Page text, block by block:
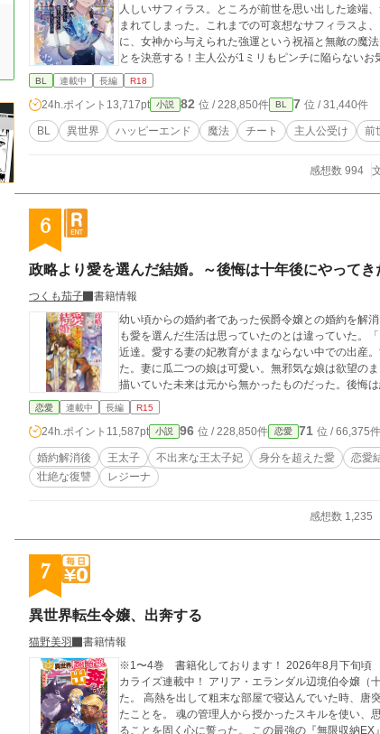
人しいサフィラス。ところが前世を思い出した途端
まれてしまった。これまでの可哀想なサフィラスよ
に、女神から与えられた強運という祝福と無敵の魔
とを決意する！主人公が1ミリもピンチに陥らないお
BL 連載中 長編 R18
24h.ポイント 13,717pt 小説 82 位 / 228,850件 BL 7 位 / 31,440件
BL 異世界 ハッピーエンド 魔法 チート 主人公受け 前
感想数 994
6
政略より愛を選んだ結婚。～後悔は十年後にやってき
つくも茄子
書籍情報
幼い頃からの婚約者であった侯爵令嬢との婚約を解
も愛を選んだ生活は思っていたのとは違っていた。
近達。愛する妻の妃教育がままならない中での出産
た。妻に瓜二つの娘は可愛い。無邪気な娘は欲望の
描いていた未来は元から無かったものだった。後悔
恋愛 連載中 長編 R15
24h.ポイント 11,587pt 小説 96 位 / 228,850件 恋愛 71 位 / 66,375件
婚約解消後 王太子 不出来な王太子妃 身分を超えた愛 恋愛
壮絶な復讐
レジーナ
感想数 1,235
7
異世界転生令嬢、出奔する
猫野美羽
書籍情報
※1〜4巻 書籍化しております！ 2026年8月下旬頃 5巻刊行予定。 文庫本2巻 2026年8月7日頃刊行予定。 コミ
カライズ連載中！ アリア・エランダル辺境伯令嬢（十才）は家族に疎まれ、使用人以下の暮らしに追いやられてい
た。 高熱を出して粗末な部屋で寝込んでいた時、唐
たことを。 魂の管理人から授かったスキルを使い、思い入れも全くない、むしろ憎しみしか覚えない実家を出奔す
ることを固く心に誓った。 この最強の『無限収納EX』スキルを使って、元々は私のものだった財産を根こそぎ奪